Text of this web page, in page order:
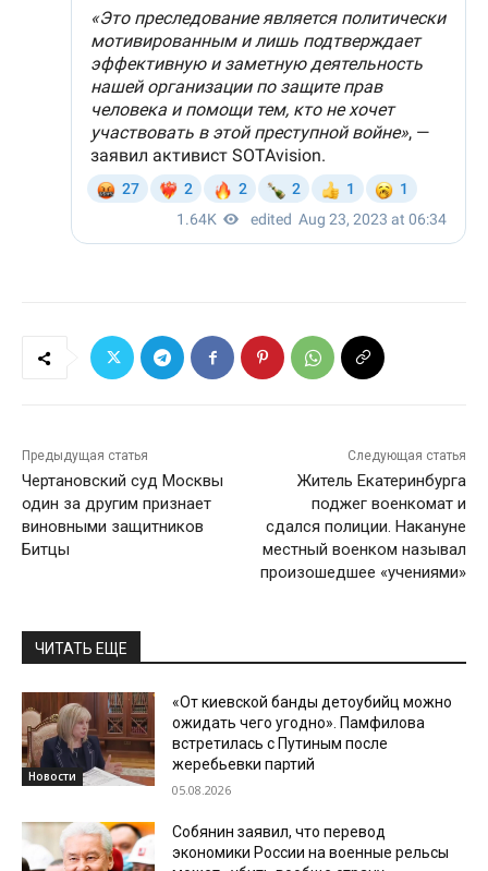
Предыдущая статья
Чертановский суд Москвы
один за другим признает
виновными защитников
Битцы
Следующая статья
Житель Екатеринбурга
поджег военкомат и
сдался полиции. Накануне
местный военком называл
произошедшее «учениями»
ЧИТАТЬ ЕЩЕ
Новости
«От киевской банды детоубийц можно
ожидать чего угодно». Памфилова
встретилась с Путиным после
жеребьевки партий
05.08.2026
Собянин заявил, что перевод
экономики России на военные рельсы